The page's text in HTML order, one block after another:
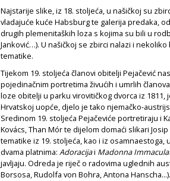
Najstarije slike, iz 18. stoljeća, u našičkoj su
vladajuće kuće Habsburg te galerija predaka,
drugih plemenitaških loza s kojima su bili u
Janković…). U našičkoj se zbirci nalazi i
tematike.
Tijekom 19. stoljeća članovi obitelji Pejačević
pojedinačnim portretima živućih i umrlih
loze obitelji u parku virovitičkog dvorca iz
Hrvatskoj uopće, djelo je tako njemačko-
Sredinom 19. stoljeća Pejačeviće portretiraju i
Kovács, Than Mór te dijelom domaći slikari
tematike iz 19. stoljeća, kao i iz osamnaestoga,
dvama platnima: Adoracijai Madonna
javljaju. Odreda je riječ o radovima uglednih
Borsosa, Rudolfa von Bohra, Antona Hanscha...).